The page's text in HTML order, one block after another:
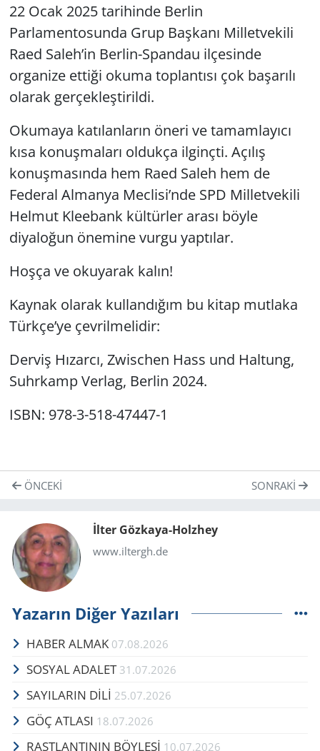
22 Ocak 2025 tarihinde Berlin
Parlamentosunda Grup Başkanı Milletvekili
Raed Saleh’in Berlin-Spandau ilçesinde
organize ettiği okuma toplantısı çok başarılı
olarak gerçekleştirildi.
Okumaya katılanların öneri ve tamamlayıcı
kısa konuşmaları oldukça ilginçti. Açılış
konuşmasında hem Raed Saleh hem de
Federal Almanya Meclisi’nde SPD Milletvekili
Helmut Kleebank kültürler arası böyle
diyaloğun önemine vurgu yaptılar.
Hoşça ve okuyarak kalın!
Kaynak olarak kullandığım bu kitap mutlaka
Türkçe’ye çevrilmelidir:
Derviş Hızarcı, Zwischen Hass und Haltung,
Suhrkamp Verlag, Berlin 2024.
ISBN: 978-3-518-47447-1
ÖNCEKI SONRAKI
İlter Gözkaya-Holzhey
www.iltergh.de
Yazarın Diğer Yazıları
HABER ALMAK 07.08.2026
SOSYAL ADALET 31.07.2026
SAYILARIN DİLİ 25.07.2026
GÖÇ AT­LA­SI 18.07.2026
RAST­LAN­TI­NIN BÖY­LESİ 10.07.2026